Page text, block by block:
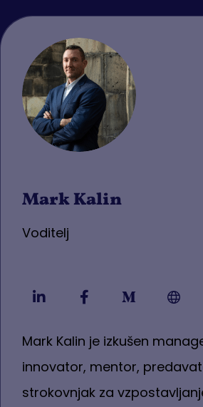
Mark Kalin
Voditelj
Mark Kalin je izkušen
innovator, mentor,
strokovnjak za